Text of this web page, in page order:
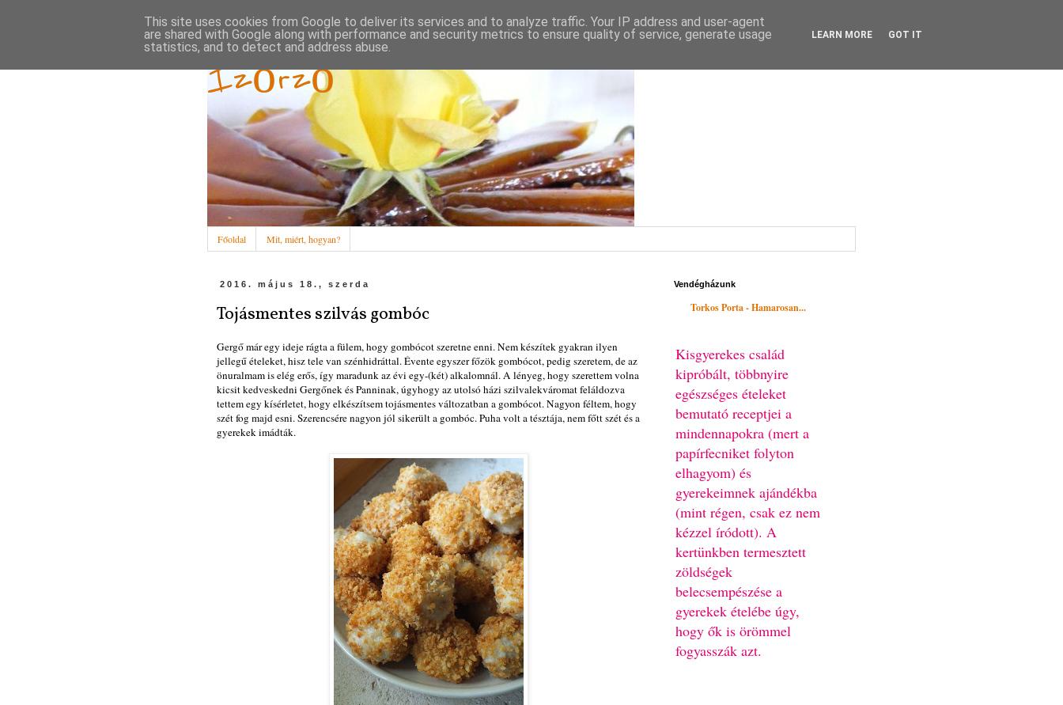
Ízőrző
Főoldal Mit, miért, hogyan?
2016. május 18., szerda
Tojásmentes szilvás gombóc
Gergő már egy ideje rágta a fülem, hogy gombócot szeretne enni. Nem készítek gyakran ilyen
jellegű ételeket, hisz tele van szénhidráttal. Évente egyszer főzök gombócot, pedig szeretem, de az
önuralmam is elég erős, így maradunk az évi egy-(két) alkalomnál. A lényeg, hogy szerettem volna
kicsit kedveskedni Gergőnek és Panninak, úgyhogy az utolsó házi szilvalekváromat feláldozva
tettem egy kísérletet, hogy elkészítsem tojásmentes változatban a gombócot. Nagyon féltem, hogy
szét fog majd esni. Szerencsére nagyon jól sikerült a gombóc. Puha volt a tésztája, nem főtt szét és a
gyerekek imádták.
Vendégházunk
Torkos Porta - Hamarosan...
Kisgyerekes család
kipróbált, többnyire
egészséges ételeket
bemutató receptjei a
mindennapokra (mert a
papírfecniket folyton
elhagyom) és
gyerekeimnek ajándékba
(mint régen, csak ez nem
kézzel íródott). A
kertünkben termesztett
zöldségek
belecsempészése a
gyerekek ételébe úgy,
hogy ők is örömmel
fogyasszák azt.
This site uses cookies from Google to deliver its services and to analyze traffic. Your IP address and user-agent
are shared with Google along with performance and security metrics to ensure quality of service, generate usage
statistics, and to detect and address abuse.
LEARN MORE GOT IT